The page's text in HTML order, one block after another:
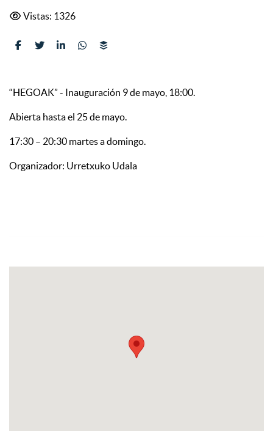
Vistas: 1326
“HEGOAK” - Inauguración 9 de mayo, 18:00.
Abierta hasta el 25 de mayo.
17:30 – 20:30 martes a domingo.
Organizador: Urretxuko Udala